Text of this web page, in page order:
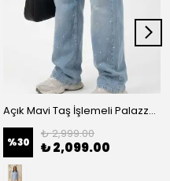
Açık Mavi Taş İşlemeli Palazzo Kadın Kot Pantolon - Mavi
%30
₺ 2,999.00
₺ 2,099.00